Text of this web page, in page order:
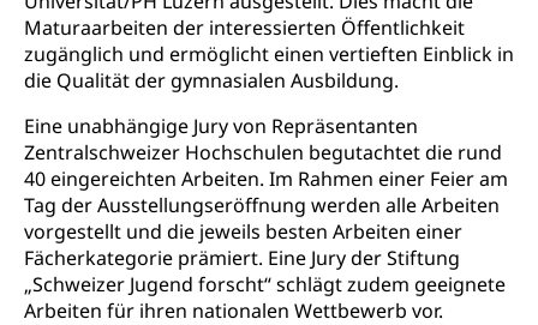
Maturaarbeiten der interessierten Öffentlichkeit
zugänglich und ermöglicht einen vertieften Einblick in
die Qualität der gymnasialen Ausbildung.
Eine unabhängige Jury von Repräsentanten
Zentralschweizer Hochschulen begutachtet die rund
40 eingereichten Arbeiten. Im Rahmen einer Feier am
Tag der Ausstellungseröffnung werden alle Arbeiten
vorgestellt und die jeweils besten Arbeiten einer
Fächerkategorie prämiert. Eine Jury der Stiftung
„Schweizer Jugend forscht“ schlägt zudem geeignete
Arbeiten für ihren nationalen Wettbewerb vor.
Neuorientierung
BIZ Beratungs- und Informationszentrum
für Bildung und Beruf
Berufsmaturität
Zentrum für Brückenangebote
Gymnasialbildung, Kantonsschulen
Gymnasien & Fachmittelschulen (beruf.lu.ch)
Studienwahl- und Studienbearatung
Fachklasse Grafik
Gesundheitsmittelschule
Informatikmittelschule
Wirtschaftsmittelschule
Schulergänzende Betreuung, Logopädie,
Psychomotorik, Schulpsychologie, Schulsozialarbeit,
Heilpädagogik und Sonderschulen
Primarschule
Sekundarschule
Schulpflicht
Kindergarten & Basisstufe
Förderangebote
Studienbeihilfe, Stipendien, Ausbildungsdarlehen
Stipendien Universität Luzern unilu
Finanzielle Unterstützung für Ausbildung
Pflege HF oder Studium Pflege FH
Fachstelle Stipendien (beruf.lu.ch)
Universität
Technische Hochschule, Studium,
Hochschulstudium, Universitätsstudium,
universitäre Ausbildung, akademische Ausbildung,
Hochschulbildung, Hochschule, universitäre